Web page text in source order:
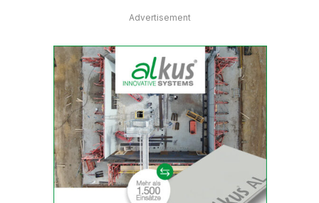
Advertisement